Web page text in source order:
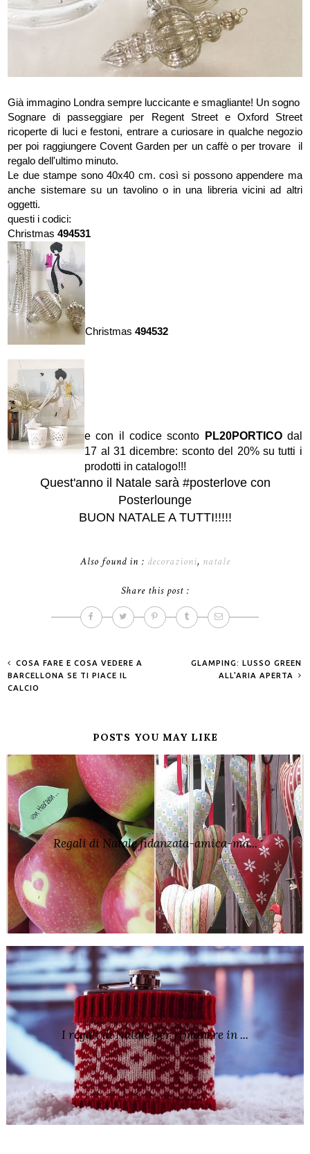
Già immagino Londra sempre luccicante e smagliante! Un sogno
Sognare di passeggiare per Regent Street e Oxford Street
ricoperte di luci e festoni, entrare a curiosare in qualche negozio
per poi raggiungere Covent Garden per un caffè o per trovare il
regalo dell'ultimo minuto.
Le due stampe sono 40x40 cm. così si possono appendere ma
anche sistemare su un tavolino o in una libreria vicini ad altri
oggetti.
questi i codici:
Christmas494531
Christmas494532
e con il codice sconto PL20PORTICO dal
17 al 31 dicembre: sconto del 20% su tutti i
prodotti in catalogo!!!
Quest'anno il Natale sarà #posterlove con
Posterlounge
BUON NATALE A TUTTI!!!!!
Also found in : decorazioni, natale
Share this post :
COSA FARE E COSA VEDERE A
BARCELLONA SE TI PIACE IL
CALCIO
GLAMPING: LUSSO GREEN
ALL'ARIA APERTA
POSTS YOU MAY LIKE
Regali di Natale fidanzata-amica-ma...
I regali di Natale per rimanere in ...